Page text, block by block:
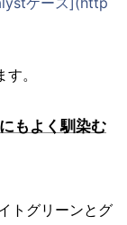
。
もよく馴染む
トグリーンとグ